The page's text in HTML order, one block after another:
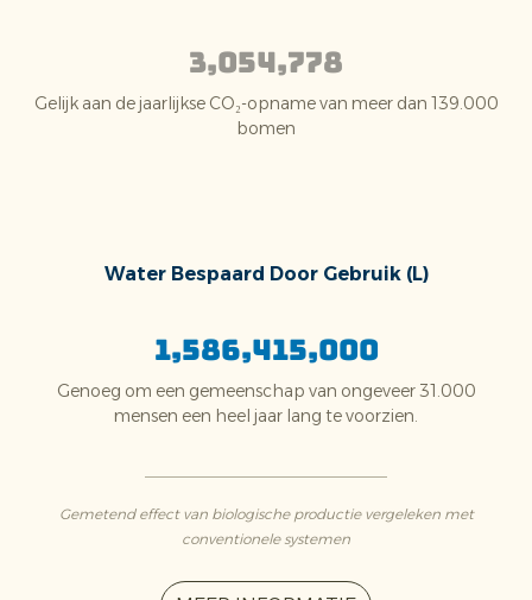
3,054,778
Gelijk aan de jaarlijkse CO₂-opname van meer dan 139.000
bomen
Water Bespaard Door Gebruik (L)
1,586,415,000
Genoeg om een gemeenschap van ongeveer 31.000
mensen een heel jaar lang te voorzien.
Gemetend effect van biologische productie vergeleken met
conventionele systemen